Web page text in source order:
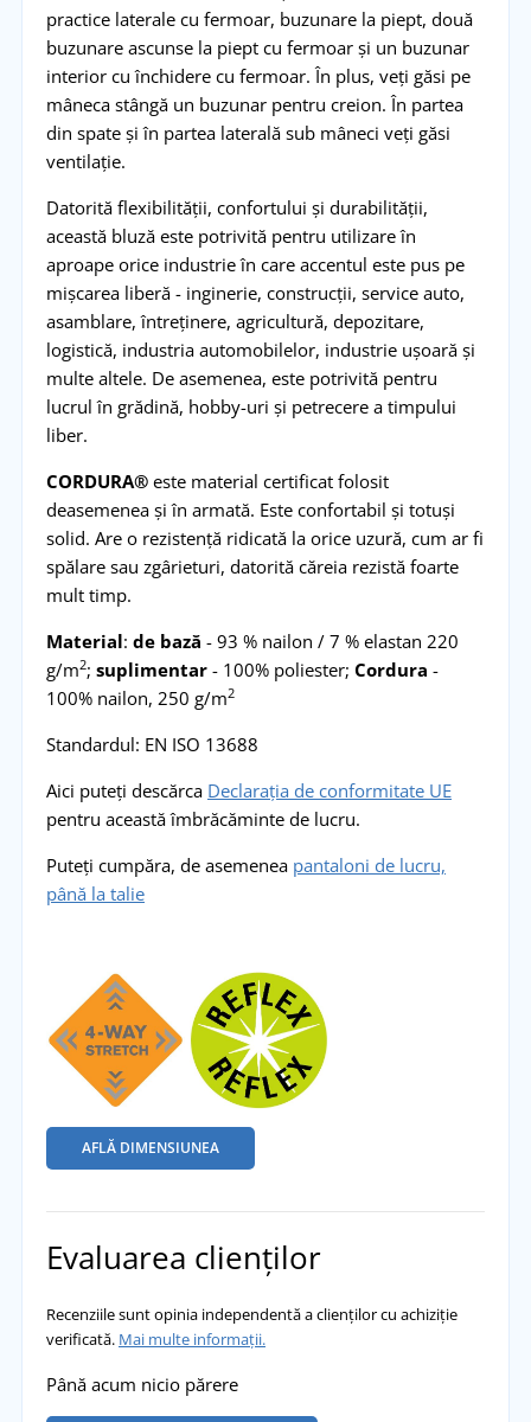
practice laterale cu fermoar, buzunare la piept, două
buzunare ascunse la piept cu fermoar și un buzunar
interior cu închidere cu fermoar. În plus, veți găsi pe
mâneca stângă un buzunar pentru creion. În partea
din spate și în partea laterală sub mâneci veți găsi
ventilație.
Datorită flexibilității, confortului și durabilității,
această bluză este potrivită pentru utilizare în
aproape orice industrie în care accentul este pus pe
mișcarea liberă - inginerie, construcții, service auto,
asamblare, întreținere, agricultură, depozitare,
logistică, industria automobilelor, industrie ușoară și
multe altele. De asemenea, este potrivită pentru
lucrul în grădină, hobby-uri și petrecere a timpului
liber.
CORDURA®este material certificat folosit
deasemenea și în armată. Este confortabil și totuși
solid. Are o rezistență ridicată la orice uzură, cum ar fi
spălare sau zgârieturi, datorită căreia rezistă foarte
mult timp.
Material: de bază - 93 % nailon / 7 % elastan 220
g/m2; suplimentar- 100% poliester; Cordura -
100% nailon, 250 g/m2
Standardul: EN ISO 13688
Aici puteți descărca Declarația de conformitate UE
pentru această îmbrăcăminte de lucru.
Puteți cumpăra, de asemenea pantaloni de lucru,
până la talie
AFLĂ DIMENSIUNEA
Evaluarea clienților
Recenziile sunt opinia independentă a clienților cu achiziție
verificată. Mai multe informații.
Până acum nicio părere